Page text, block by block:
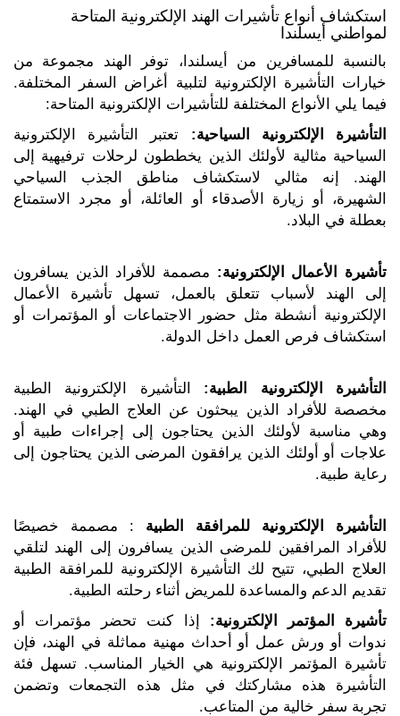
استكشاف أنواع تأشيرات الهند الإلكترونية المتاحة
لمواطني أيسلندا
بالنسبة للمسافرين من أيسلندا، توفر الهند مجموعة من
خيارات التأشيرة الإلكترونية لتلبية أغراض السفر المختلفة.
فيما يلي الأنواع المختلفة للتأشيرات الإلكترونية المتاحة:
التأشيرة الإلكترونية السياحية: تعتبر التأشيرة الإلكترونية
السياحية مثالية لأولئك الذين يخططون لرحلات ترفيهية إلى
الهند. إنه مثالي لاستكشاف مناطق الجذب السياحي
الشهيرة، أو زيارة الأصدقاء أو العائلة، أو مجرد الاستمتاع
بعطلة في البلاد.
تأشيرة الأعمال الإلكترونية: مصممة للأفراد الذين يسافرون
إلى الهند لأسباب تتعلق بالعمل، تسهل تأشيرة الأعمال
الإلكترونية أنشطة مثل حضور الاجتماعات أو المؤتمرات أو
استكشاف فرص العمل داخل الدولة.
التأشيرة الإلكترونية الطبية: التأشيرة الإلكترونية الطبية
مخصصة للأفراد الذين يبحثون عن العلاج الطبي في الهند.
وهي مناسبة لأولئك الذين يحتاجون إلى إجراءات طبية أو
علاجات أو أولئك الذين يرافقون المرضى الذين يحتاجون إلى
رعاية طبية.
التأشيرة الإلكترونية للمرافقة الطبية : مصممة خصيصًا
للأفراد المرافقين للمرضى الذين يسافرون إلى الهند لتلقي
العلاج الطبي، تتيح لك التأشيرة الإلكترونية للمرافقة الطبية
تقديم الدعم والمساعدة للمريض أثناء رحلته الطبية.
تأشيرة المؤتمر الإلكترونية: إذا كنت تحضر مؤتمرات أو
ندوات أو ورش عمل أو أحداث مهنية مماثلة في الهند، فإن
تأشيرة المؤتمر الإلكترونية هي الخيار المناسب. تسهل فئة
التأشيرة هذه مشاركتك في مثل هذه التجمعات وتضمن
تجربة سفر خالية من المتاعب.